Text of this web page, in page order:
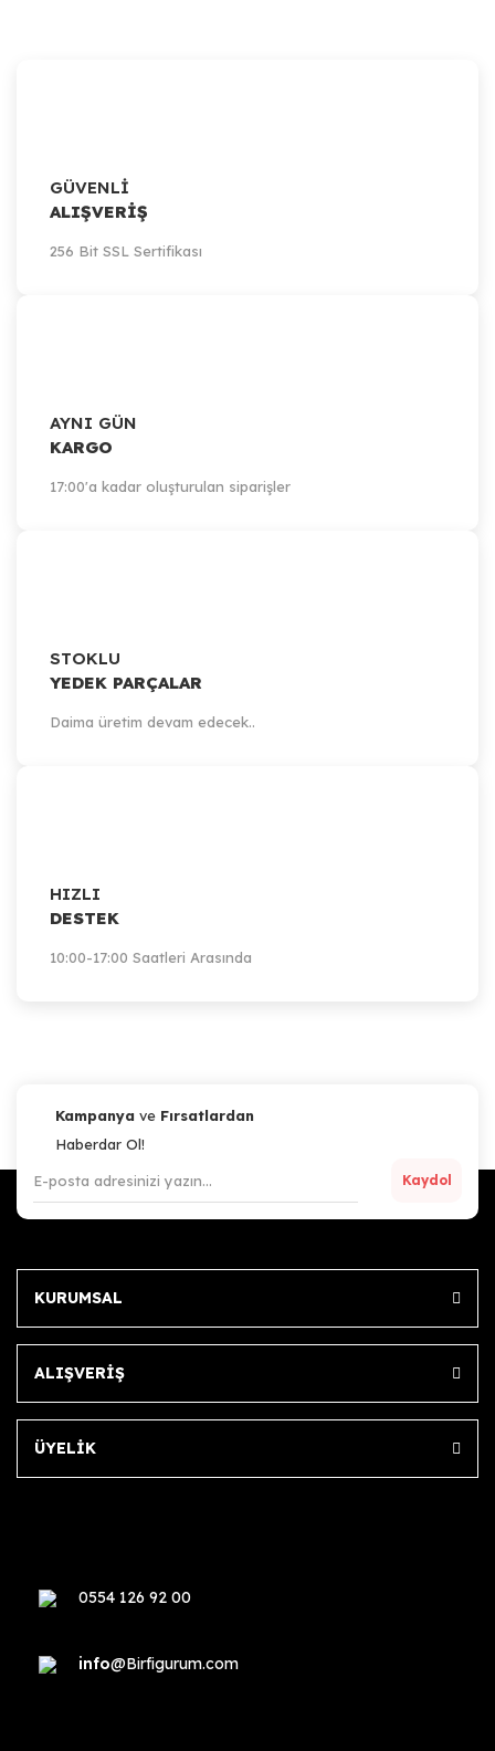
GÜVENLİ
ALIŞVERİŞ
256 Bit SSL Sertifikası
AYNI GÜN
KARGO
17:00'a kadar oluşturulan siparişler
STOKLU
YEDEK PARÇALAR
Daima üretim devam edecek..
HIZLI
DESTEK
10:00-17:00 Saatleri Arasında
Kampanya ve Fırsatlardan
Haberdar Ol!
Kaydol
KURUMSAL
ALIŞVERİŞ
ÜYELİK
0554 126 92 00
info@Birfigurum.com